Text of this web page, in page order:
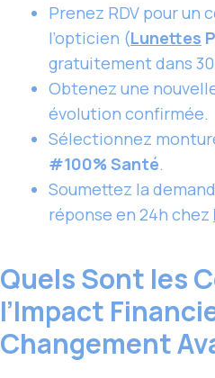
Prenez RDV pour un
l’opticien (Lunettes
gratuitement dans
Obtenez une
évolution confirmée.
Sélectionnez
#100% Santé.
Soumettez la
réponse en 24h chez
Quels Sont les
l’Impact
Changement